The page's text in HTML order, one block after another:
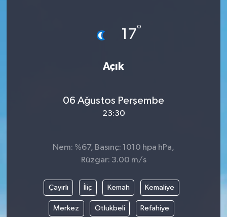
17°
Açık
06 Ağustos Perşembe
23:30
Nem: %67, Basınç: 1010 hpa hPa,
Rüzgar: 3.00 m/s
Çayırlı İliç Kemah Kemaliye
Merkez Otlukbeli Refahiye